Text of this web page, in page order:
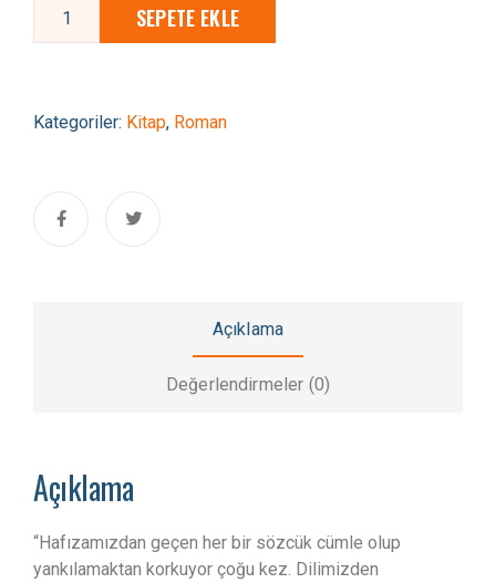
SEPETE EKLE
Kategoriler: Kitap, Roman
Açıklama
Değerlendirmeler (0)
Açıklama
“Hafızamızdan geçen her bir sözcük cümle olup
yankılamaktan korkuyor çoğu kez. Dilimizden